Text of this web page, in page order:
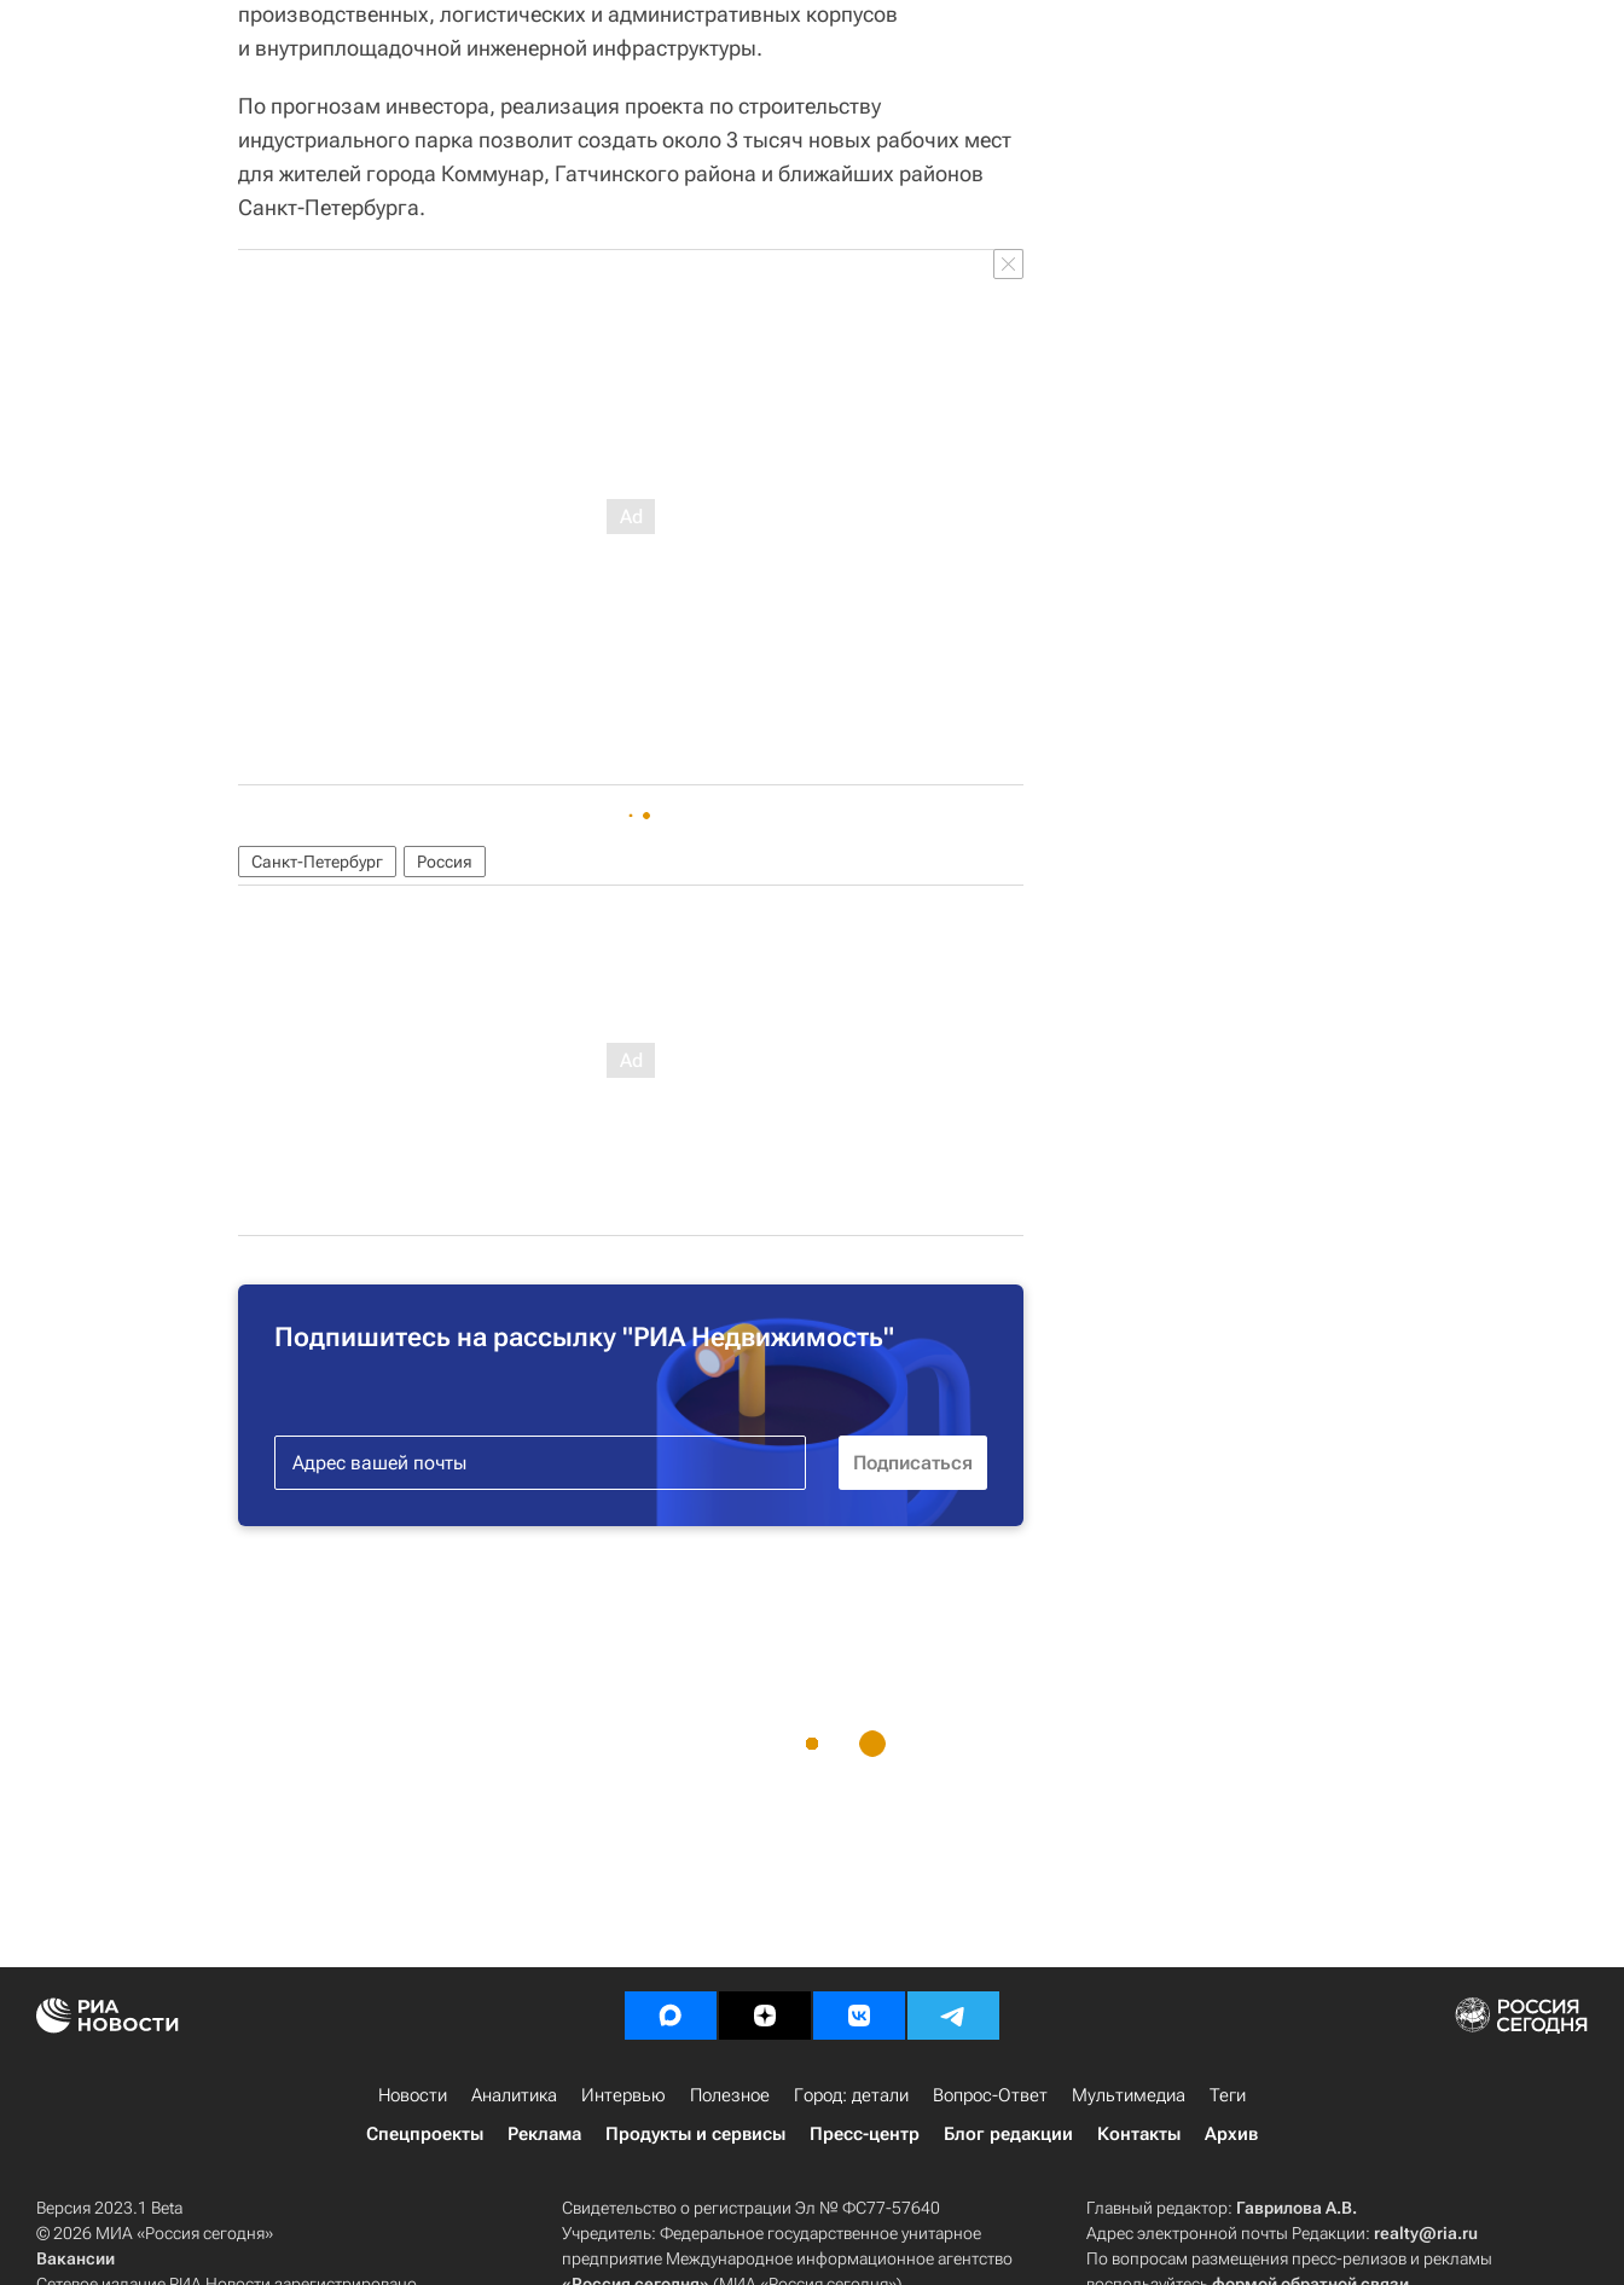
производственных, логистических и административных корпусов
и внутриплощадочной инженерной инфраструктуры.
По прогнозам инвестора, реализация проекта по строительству
индустриального парка позволит создать около 3 тысяч новых рабочих мест
для жителей города Коммунар, Гатчинского района и ближайших районов
Санкт-Петербурга.
Санкт-Петербург Россия
Подпишитесь на рассылку "РИА Недвижимость"
Новости Аналитика Интервью Полезное Город: детали Вопрос-Ответ Мультимедиа
Теги
Спецпроекты
Реклама Продукты и сервисы Пресс-центр Блог редакции Контакты Архив
Версия 2023.1 Beta
© 2026 МИА «Россия сегодня»
Вакансии
Свидетельство о регистрации Эл № ФС77-57640
Учредитель: Федеральное государственное унитарное
предприятие Международное информационное агентство
Главный редактор: Гаврилова А.В.
Адрес электронной почты Редакции: realty@ria.ru
По вопросам размещения пресс-релизов и рекламы